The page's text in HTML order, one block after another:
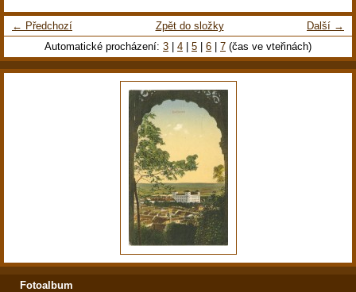
← Předchozí Další →
Zpět do složky
Automatické procházení: 3 4 5 6 7 (čas ve vteřinách)
Fotoalbum